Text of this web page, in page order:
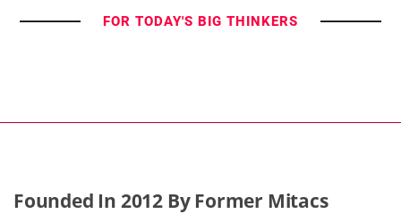
FOR TODAY'S BIG THINKERS
Founded In 2012 By Former Mitacs